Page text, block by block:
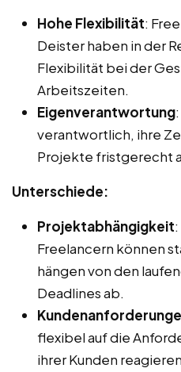
Hohe Flexibilität:
Deister haben in der
Flexibilität bei der
Arbeitszeiten.
Eigenverantwortung
verantwortlich, ihre
Projekte fristgerecht
Unterschiede:
Projektabhängigkeit
Freelancern können
hängen von den
Deadlines ab.
flexibel auf die
ihrer Kunden